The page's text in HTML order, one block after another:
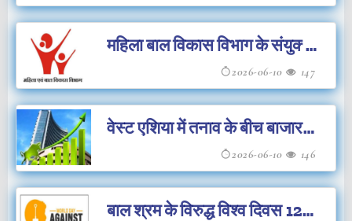
महिला बाल विकास विभाग के संयुक्त
संचालक के यहाँ छापा 2026-06-10 147
वेस्ट एशिया में तनाव के बीच बाजार
2026-06-10 146
बाल श्रम के विरुद्ध विश्व दिवस 12